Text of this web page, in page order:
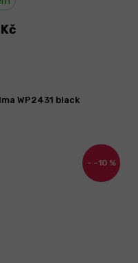
–10 %
WP2431 black